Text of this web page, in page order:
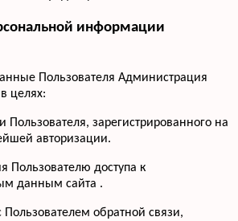
информации
Пользователя Администрация
целях:
зарегистрированного на
авторизации.
Пользователю доступа к
данным сайта .
Пользователем обратной связи,